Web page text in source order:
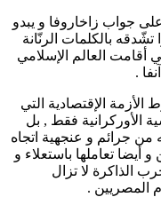
جواب زاخاروفا و يبدو
بالكلمات الرنّانة
أقامت العالم الإسلامي
.
الإقتصادية التي
الأوركرانية فقط , بل
من جرائم و عنجهية اتجاه
تعاملها باستعلاء و
الذاكرة لا تزال
المصريين .